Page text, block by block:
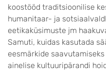
koostööd traditsioonilise
humanitaar- ja
eetikaküsimuste jm
Samuti, kuidas kasutada
eesmärkide
ainelise kultuuripärandi